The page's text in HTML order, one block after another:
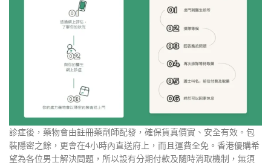
診症後，藥物會由註冊藥劑師配發，確保貨真價實、安全有效。包
裝隱密之餘，更會在4小時內直送府上，而且運費全免。香港優購希
望為各位男士解決問題，所以設有分期付款及隨時消取機制，無須